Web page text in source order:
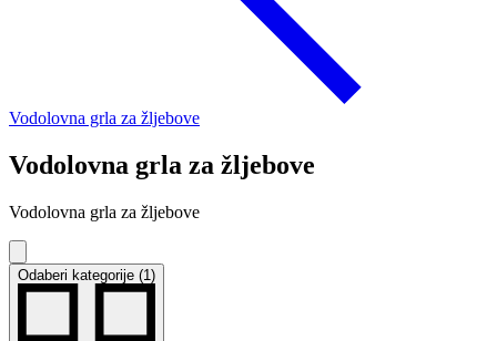
Vodolovna grla za žljebove
Vodolovna grla za žljebove
Vodolovna grla za žljebove
Odaberi kategorije (1)